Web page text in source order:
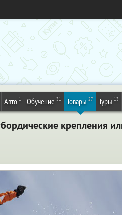
Авто 1 Обучение 31 Товары 27 Туры 13
крепления